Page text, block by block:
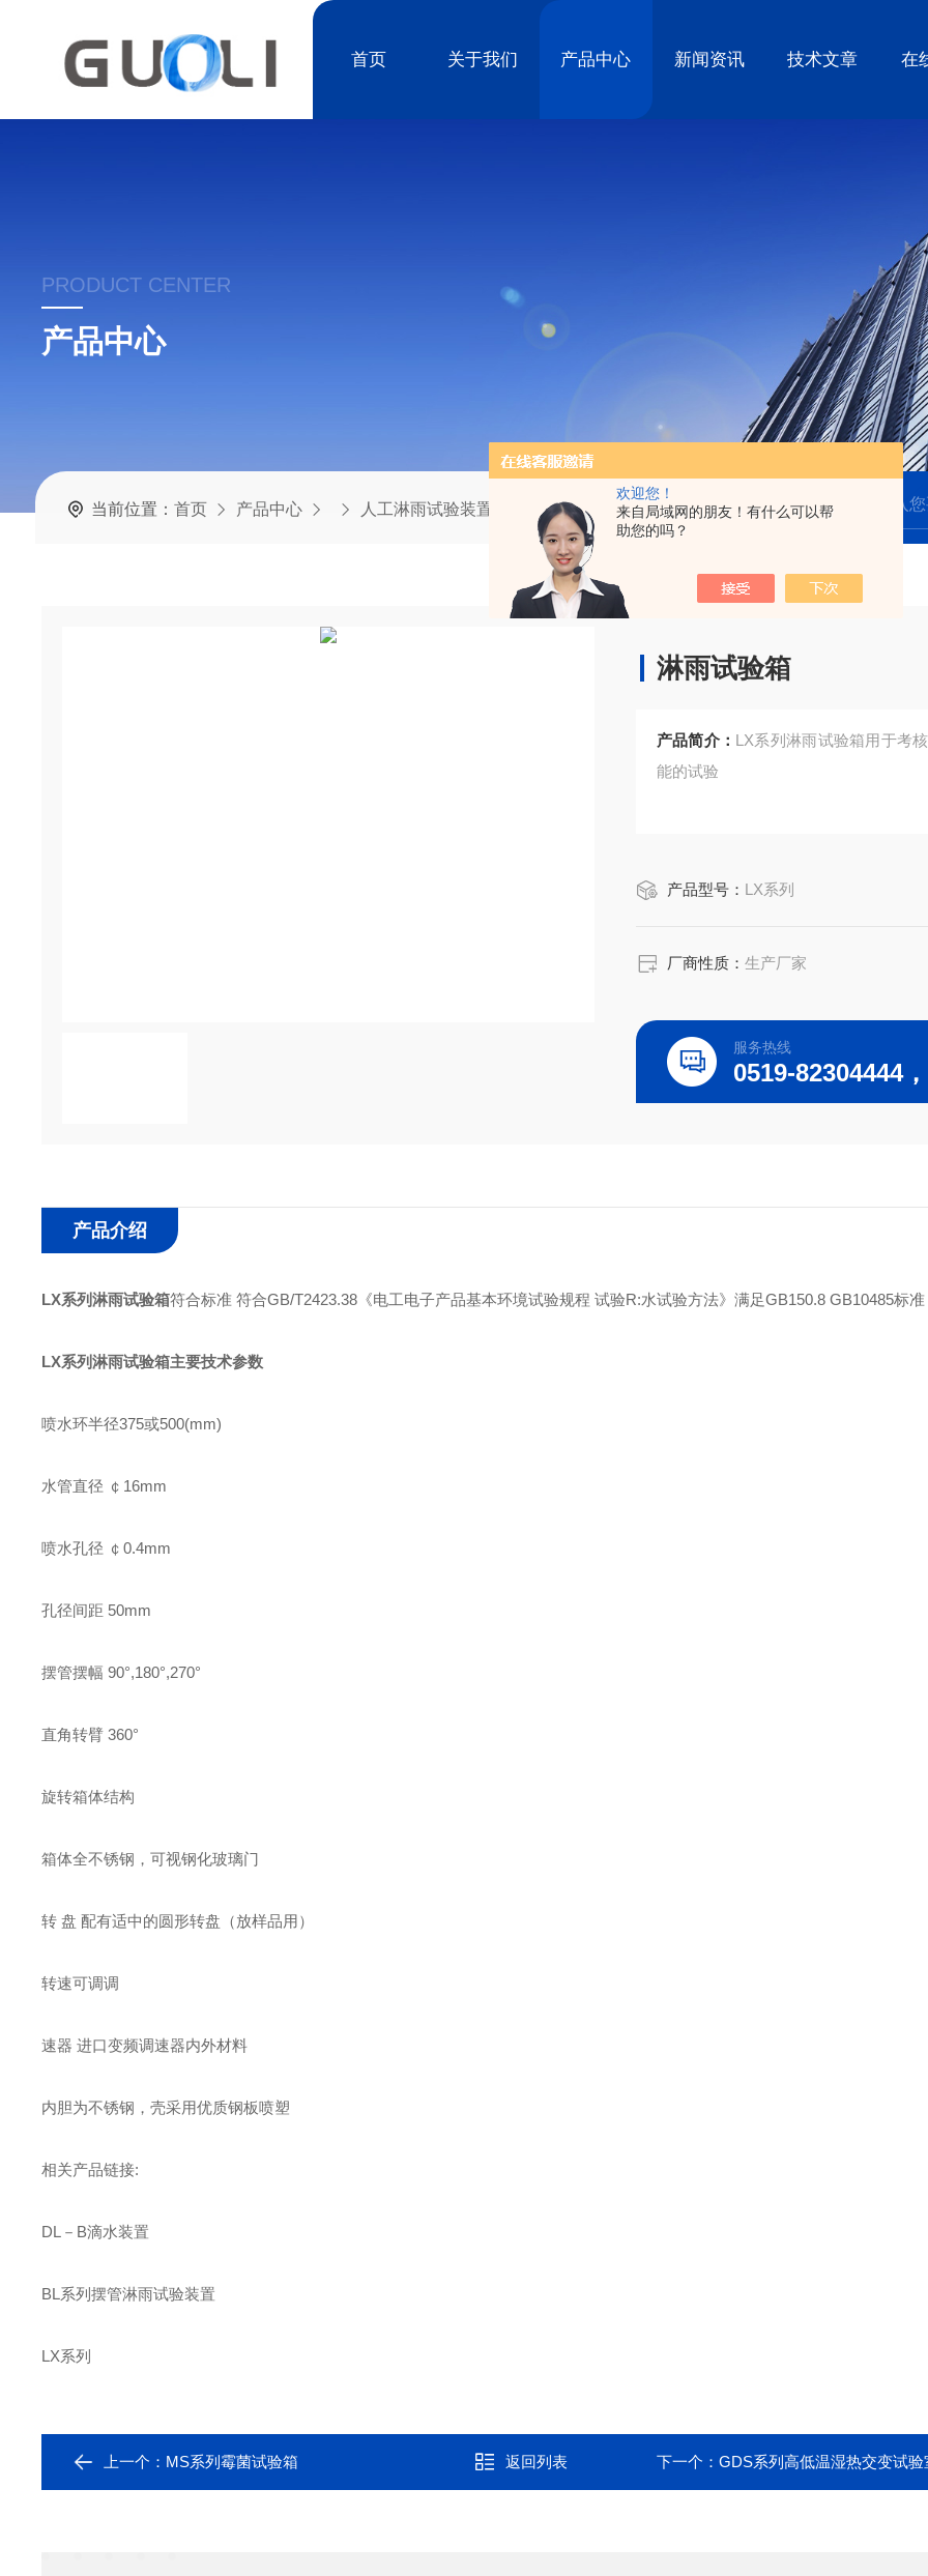
欢迎您！
来自局域网的朋友！有什么可以帮
助您的吗？
首页 关于我们 产品中心 新闻资讯 技术文章 在
PRODUCT CENTER
产品中心
当前位置： 首页 产品中心 人工淋雨试验装置 LX系列淋雨试验箱
淋雨试验箱
产品简介： LX系列淋雨试验箱用于考
能的试验
产品型号： LX系列
厂商性质：生产厂家
服务热线
产品介绍
LX系列淋雨试验箱符合标准 符合GB/T2423.38《电工电子产品基本环境试验规程 试验R:水试验方法》满足GB150.8 GB10485标准
LX系列淋雨试验箱主要技术参数
喷水环半径375或500(mm)
水管直径 ￠16mm
喷水孔径 ￠0.4mm
孔径间距 50mm
摆管摆幅 90°,180°,270°
直角转臂 360°
旋转箱体结构
箱体全不锈钢，可视钢化玻璃门
转 盘 配有适中的圆形转盘（放样品用）
转速可调调
速器 进口变频调速器内外材料
内胆为不锈钢，壳采用优质钢板喷塑
相关产品链接:
DL － B滴水装置
BL 系列摆管淋雨试验装置
LX系列
上一个： MS系列霉菌试验箱 返回列表 下一个： GDS系列高低温湿热交变试验